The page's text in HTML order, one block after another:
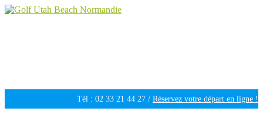
Tél : 02 33 21 44 27 / Réservez votre départ en ligne !